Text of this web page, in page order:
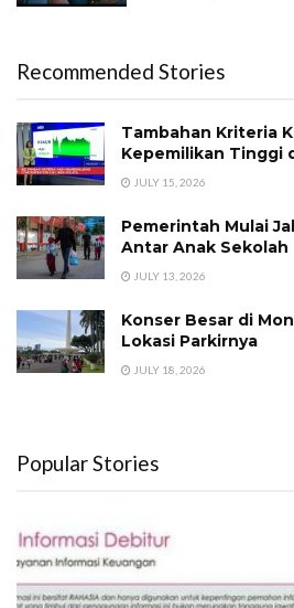
Recommended Stories
Tambahan Kriteria
Kepemilikan Tinggi
JULY 15, 2026
Pemerintah Mulai
Antar Anak Sekolah
JULY 13, 2026
Konser Besar di
Lokasi Parkirnya
JULY 18, 2026
Popular Stories